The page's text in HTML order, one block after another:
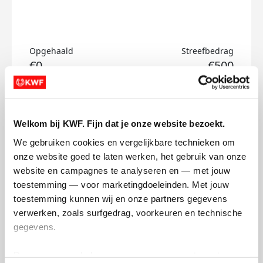
Welkom bij KWF. Fijn dat je onze website bezoekt.
We gebruiken cookies en vergelijkbare technieken om
onze website goed te laten werken, het gebruik van onze
website en campagnes te analyseren en — met jouw
toestemming — voor marketingdoeleinden. Met jouw
toestemming kunnen wij en onze partners gegevens
verwerken, zoals surfgedrag, voorkeuren en technische
gegevens.
Opgehaald
€0
Streefbedrag
€500
Doneer
Marco's badges